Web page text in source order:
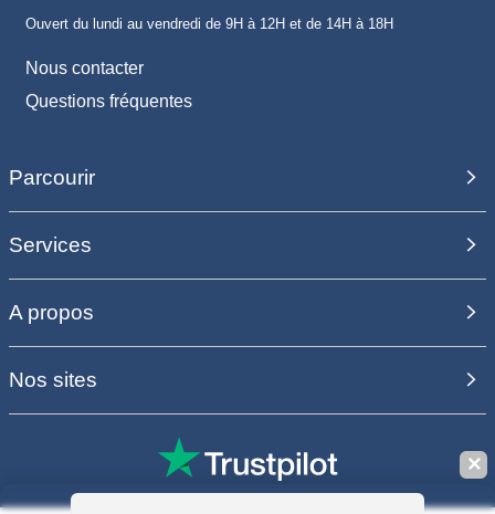
Ouvert du lundi au vendredi de 9H à 12H et de 14H à 18H
Nous contacter
Questions fréquentes
Parcourir
Services
A propos
Nos sites
✕